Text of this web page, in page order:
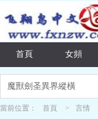
首頁 女頻
當前位置： 首頁 > 言情